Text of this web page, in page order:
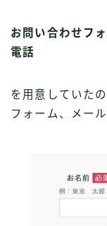
お問い合わせフ
電話
を用意していた
フォーム、メー